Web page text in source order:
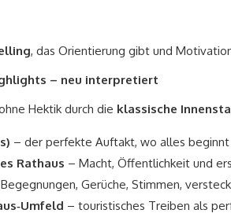
, das Orientierung gibt und
– neu interpretiert
Hektik durch die klassische
– der perfekte Auftakt, wo alles beginnt
Rathaus – Macht, Öffentlichkeit und
Gerüche, Stimmen,
– touristisches Treiben als